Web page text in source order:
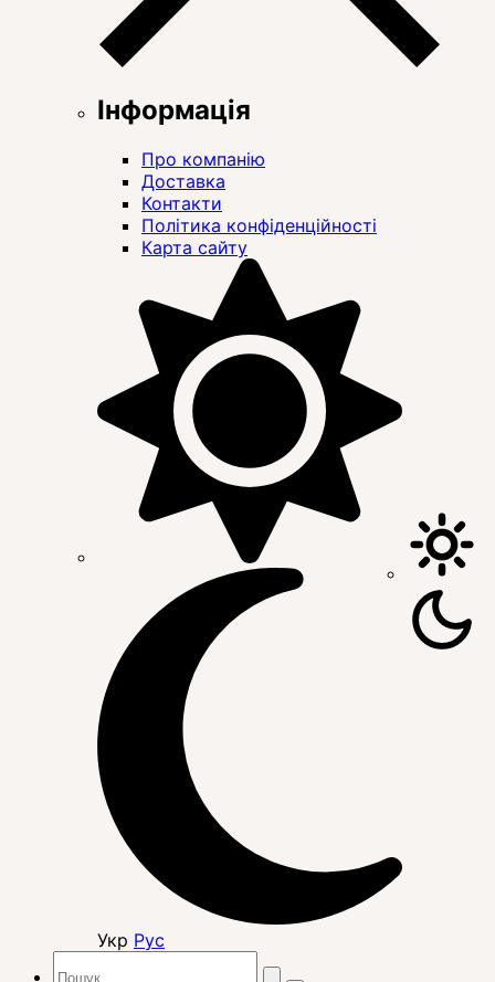
Інформація
Про компанію
Доставка
Контакти
Політика конфіденційності
Карта сайту
Укр Рус